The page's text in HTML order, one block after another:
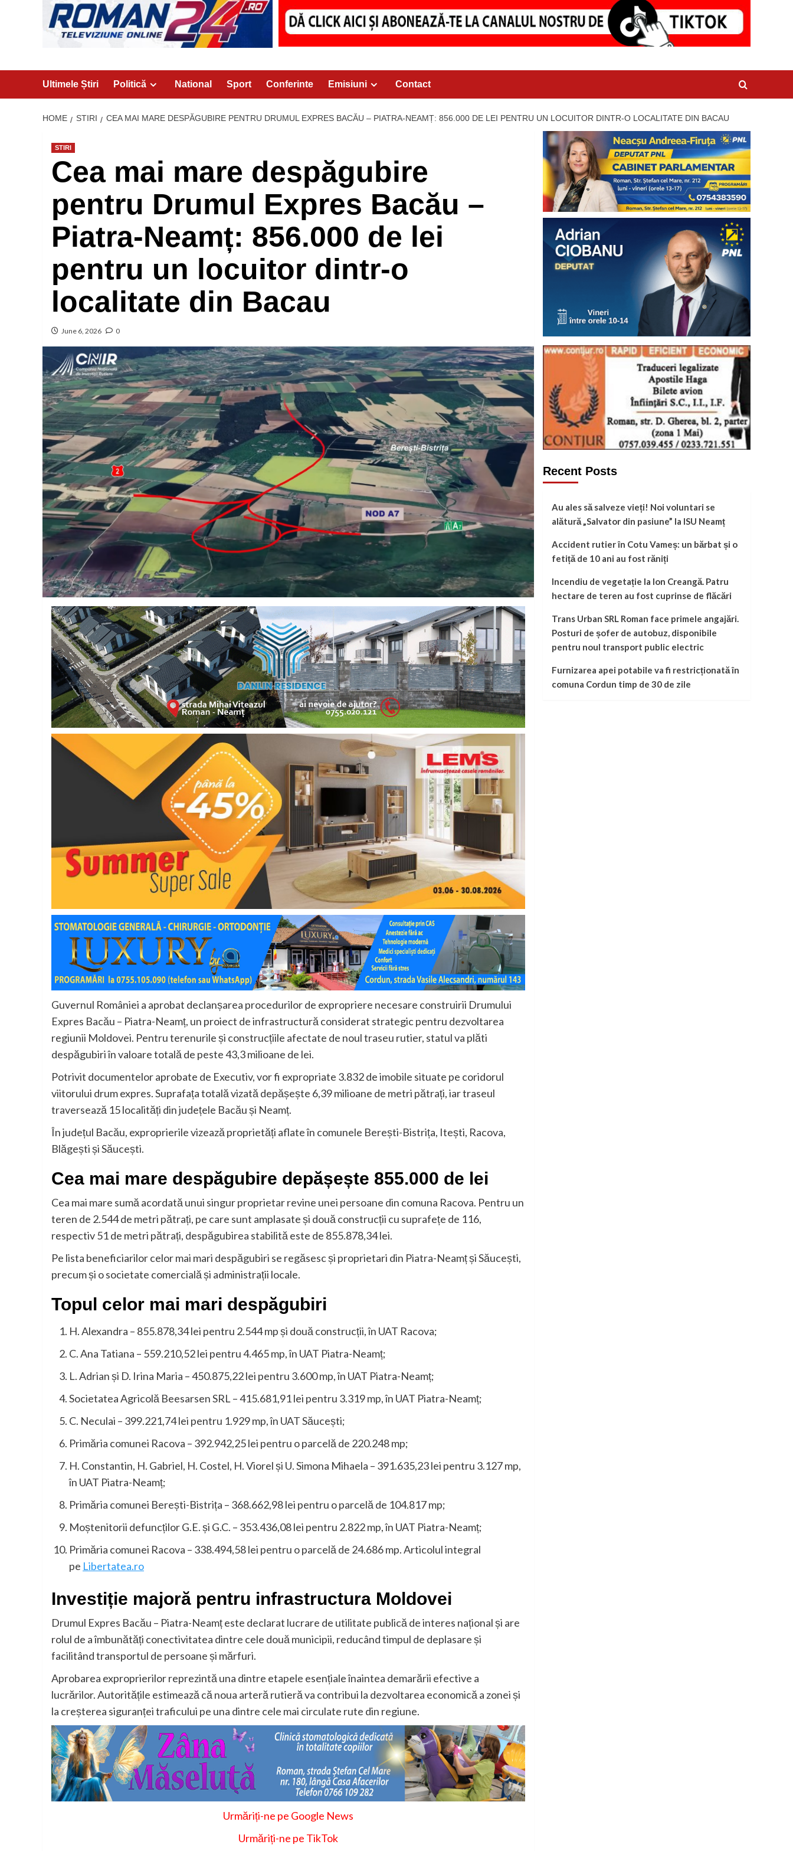
Ultimele Știri Politică National Sport Conferinte Emisiuni Contact
HOME STIRI CEA MAI MARE DESPĂGUBIRE PENTRU DRUMUL EXPRES BACĂU – PIATRA-NEAMȚ: 856.000 DE LEI PENTRU UN LOCUITOR DINTR-O LOCALITATE DIN BACAU
STIRI
Cea mai mare despăgubire
pentru Drumul Expres Bacău –
Piatra-Neamț: 856.000 de lei
pentru un locuitor dintr-o
localitate din Bacau
June 6, 2026 0
Guvernul României a aprobat declanșarea procedurilor de expropriere necesare construirii Drumului
Expres Bacău – Piatra-Neamț, un proiect de infrastructură considerat strategic pentru dezvoltarea
regiunii Moldovei. Pentru terenurile și construcțiile afectate de noul traseu rutier, statul va plăti
despăgubiri în valoare totală de peste 43,3 milioane de lei.
Potrivit documentelor aprobate de Executiv, vor fi expropriate 3.832 de imobile situate pe coridorul
viitorului drum expres. Suprafața totală vizată depășește 6,39 milioane de metri pătrați, iar traseul
traversează 15 localități din județele Bacău și Neamț.
În județul Bacău, exproprierile vizează proprietăți aflate în comunele Berești-Bistrița, Itești, Racova,
Blăgești și Săucești.
Cea mai mare despăgubire depășește 855.000 de lei
Cea mai mare sumă acordată unui singur proprietar revine unei persoane din comuna Racova. Pentru un
teren de 2.544 de metri pătrați, pe care sunt amplasate și două construcții cu suprafețe de 116,
respectiv 51 de metri pătrați, despăgubirea stabilită este de 855.878,34 lei.
Pe lista beneficiarilor celor mai mari despăgubiri se regăsesc și proprietari din Piatra-Neamț și Săucești,
precum și o societate comercială și administrații locale.
Topul celor mai mari despăgubiri
H. Alexandra – 855.878,34 lei pentru 2.544 mp și două construcții, în UAT Racova;
C. Ana Tatiana – 559.210,52 lei pentru 4.465 mp, în UAT Piatra-Neamț;
L. Adrian și D. Irina Maria – 450.875,22 lei pentru 3.600 mp, în UAT Piatra-Neamț;
Societatea Agricolă Beesarsen SRL – 415.681,91 lei pentru 3.319 mp, în UAT Piatra-Neamț;
C. Neculai – 399.221,74 lei pentru 1.929 mp, în UAT Săucești;
Primăria comunei Racova – 392.942,25 lei pentru o parcelă de 220.248 mp;
H. Constantin, H. Gabriel, H. Costel, H. Viorel și U. Simona Mihaela – 391.635,23 lei pentru 3.127 mp,
în UAT Piatra-Neamț;
Primăria comunei Berești-Bistrița – 368.662,98 lei pentru o parcelă de 104.817 mp;
Moștenitorii defuncților G.E. și G.C. – 353.436,08 lei pentru 2.822 mp, în UAT Piatra-Neamț;
Primăria comunei Racova – 338.494,58 lei pentru o parcelă de 24.686 mp. Articolul integral
pe Libertatea.ro
Investiție majoră pentru infrastructura Moldovei
Drumul Expres Bacău – Piatra-Neamț este declarat lucrare de utilitate publică de interes național și are
rolul de a îmbunătăți conectivitatea dintre cele două municipii, reducând timpul de deplasare și
facilitând transportul de persoane și mărfuri.
Aprobarea exproprierilor reprezintă una dintre etapele esențiale înaintea demarării efective a
lucrărilor. Autoritățile estimează că noua arteră rutieră va contribui la dezvoltarea economică a zonei și
la creșterea siguranței traficului pe una dintre cele mai circulate rute din regiune.
Urmăriți-ne pe Google News
Urmăriți-ne pe TikTok
Recent Posts
Au ales să salveze vieți! Noi voluntari se
alătură „Salvator din pasiune” la ISU Neamț
Accident rutier în Cotu Vameș: un bărbat și o
fetiță de 10 ani au fost răniți
Incendiu de vegetație la Ion Creangă. Patru
hectare de teren au fost cuprinse de flăcări
Trans Urban SRL Roman face primele angajări.
Posturi de șofer de autobuz, disponibile
pentru noul transport public electric
Furnizarea apei potabile va fi restricționată în
comuna Cordun timp de 30 de zile